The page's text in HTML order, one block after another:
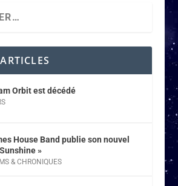
Orbit est décédé
House Band publie son nouvel
Sunshine »
& CHRONIQUES